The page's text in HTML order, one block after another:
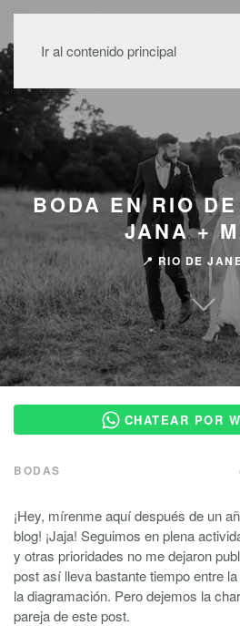
Ir al contenido principal
BODA EN RIO
JANA +
📍 RIO DE
CHATEAR POR
BODAS
¡Hey, mírenme aquí después de un
blog! ¡Jaja! Seguimos en plena
y otras prioridades no me dejaron
post así lleva bastante tiempo entre
la diagramación. Pero dejemos la
pareja de este post.